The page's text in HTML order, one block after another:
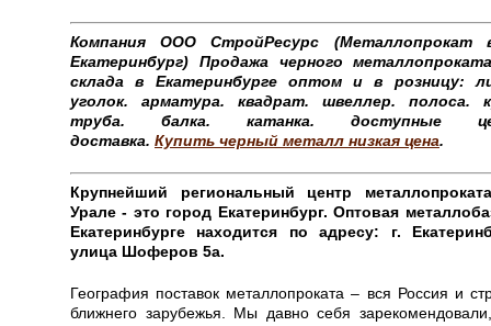
КомпанияOOOСтройРесурс (Металлопрокат
Екатеринбург) Продажа черного
склада в Екатеринбурге оптом и в розницу:
уголок. арматура. квадрат. швеллер. полоса.
труба. балка. катанка. доступные
доставка. Купить черный металл низкая цена.
Крупнейший региональный центр
Урале - это город Екатеринбург. Оптовая
Екатеринбурге находится по адресу: г.
улица Шоферов 5а.
География поставок металлопроката – вся Россия и
ближнего зарубежья. Мы давно себя